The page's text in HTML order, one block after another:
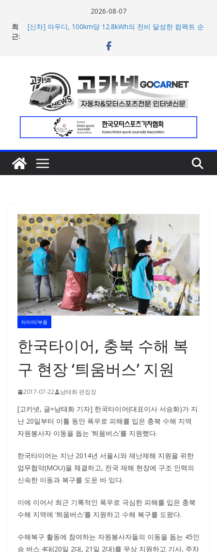
2026-08-07
최
근:
[신차] 아우디, 100km당 12.8kWh의 전비 달성한 컴팩트 순
현대차, 8세대 완전변경 ‘디 올 뉴 아반떼’ 주요 사양 및 가격
증가
한국타이어, 안전한 여름철 주행 위한 타이어 관리법 제안
포뮬러 E, 시즌13 일정 변경 및 모나코 ePrix와 2031년까지
장기 계약 연장 발표
타이어/부품
한국타이어, 충북 수해 복
구 현장 ‘틔움버스’ 지원
2017-07-22 남태화 편집장
[고카넷, 글=남태화 기자] 한국타이어(대표이사 서승화)가 지
난 20일부터 이틀 동안 폭우로 피해를 입은 충북 수해 지역
자원봉사자 이동을 돕는 ‘틔움버스’를 지원했다.
한국타이어는 지난 2014년 서울시와 재난재해 지원을 위한
업무협약(MOU)을 체결하고, 전국 재해 현장에 구조 인력의
신속한 이동과 복구를 도운 바 있다.
이에 이어서 최근 기록적인 폭우로 극심한 피해를 입은 충북
수해 지역에 ‘틔움버스’를 지원하고 수해 복구를 도왔다.
수해복구 활동에 참여하는 자원봉사자들의 이동을 돕는 45인
승 버스 4대(20일 2대, 21일 2대)를 무상 지원하고 기사, 주차